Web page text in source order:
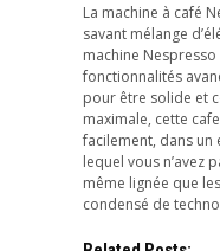
La machine à café
savant mélange
machine
fonctionnalités
pour être solide et
maximale, cette
facilement, dans
lequel vous n’avez
même lignée que
condensé de